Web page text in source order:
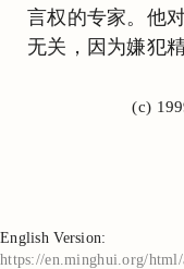
言权的专家。他
无关，因为嫌犯
(c)
English Version:
https://en.minghui.org/